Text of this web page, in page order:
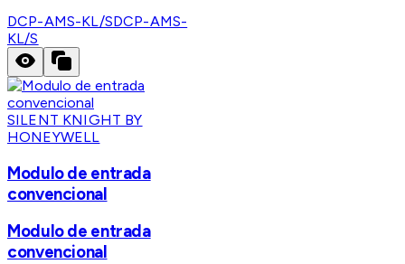
DCP-AMS-KL/SDCP-AMS-
KL/S
SILENT KNIGHT BY
HONEYWELL
Modulo de entrada
convencional
Modulo de entrada
convencional